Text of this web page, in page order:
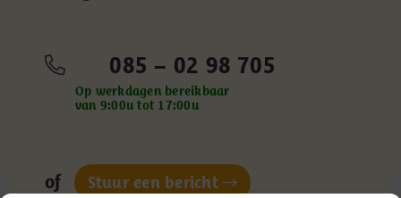
085 – 02 98 705
Op werkdagen bereikbaar
van 9:00u tot 17:00u
of Stuur een bericht